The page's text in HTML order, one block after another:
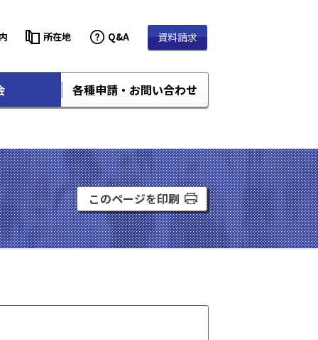
所在地 Q&A 資料請求
各種申請・お問い合わせ
このページを印刷